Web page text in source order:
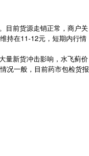
目前货源走销正常，商户关
持在11-12元，短期内行情
量新货冲击影响，水飞蓟价
况一般，目前药市包检货报